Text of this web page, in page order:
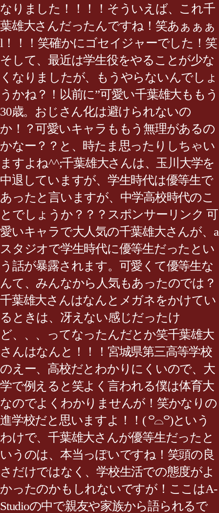
なりました！！！！そういえば、これ千
葉雄大さんだったんですね！笑あぁぁぁ
l！！！笑確かにゴセイジャーでした！笑
そして、最近は学生役をやることが少な
くなりましたが、もうやらないんでしょ
うかね？！以前に”可愛い千葉雄大ももう
30歳。おじさん化は避けられないの
か！？可愛いキャラももう無理があるの
かなー？？と、時たま思ったりしちゃい
ますよね^^;千葉雄大さんは、玉川大学を
中退していますが、学生時代は優等生で
あったと言いますが、中学高校時代のこ
とでしょうか？？？スポンサーリンク 可
愛いキャラで大人気の千葉雄大さんが、a
スタジオで学生時代に優等生だったとい
う話が暴露されます。可愛くて優等生な
んて、みんなから人気もあったのでは？
千葉雄大さんはなんとメガネをかけてい
るときは、冴えない感じだったけ
ど、、、ってなったんだとか笑千葉雄大
さんはなんと！！！宮城県第三高等学校
のえー、高校だとわかりにくいので、大
学で例えると笑よく言われる僕は体育大
なのでよくわかりませんが！笑かなりの
進学校だと思いますよ！！( ꒪⌓꒪)という
わけで、千葉雄大さんが優等生だったと
いうのは、本当っぽいですね！笑頭の良
さだけではなく、学校生活での態度がよ
かったのかもしれないですが！ここはA-
Studioの中で親友や家族から語られるで